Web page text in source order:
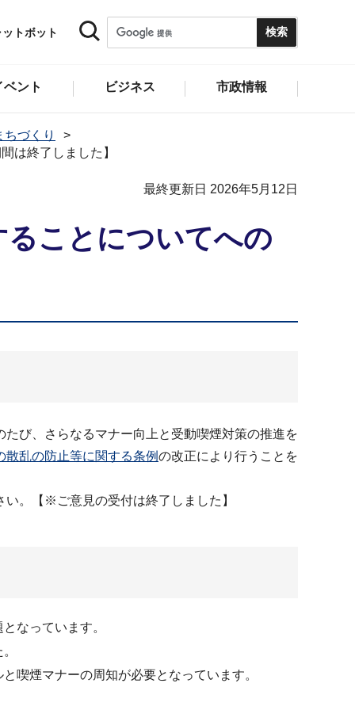
トボット
ント ビジネス 市政情報
づくり
は終了しました】
最終更新日 2026年5月12日
ことについてへの
び、さらなるマナー向上と受動喫煙対策の推進を
乱の防止等に関する条例の改正により行うことを
。【※ご意見の受付は終了しました】
なっています。
喫煙マナーの周知が必要となっています。